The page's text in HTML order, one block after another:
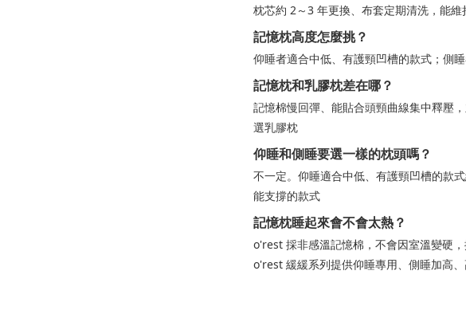
枕芯約 2～3 年更換、布套定期清洗，能
記憶枕高度怎麼挑？
仰睡者適合中低、有護頸凹槽的款式；側
記憶枕和乳膠枕差在哪？
記憶棉慢回彈、能貼合頭頸曲線集中釋壓
選乳膠枕
仰睡和側睡要選一樣的枕頭嗎？
不一定。仰睡適合中低、有護頸凹槽的款
能支撐的款式
記憶枕睡起來會不會太熱？
o'rest 採非感溫記憶棉，不會因室溫變硬
o'rest 緩緩系列提供仰睡專用、側睡加高